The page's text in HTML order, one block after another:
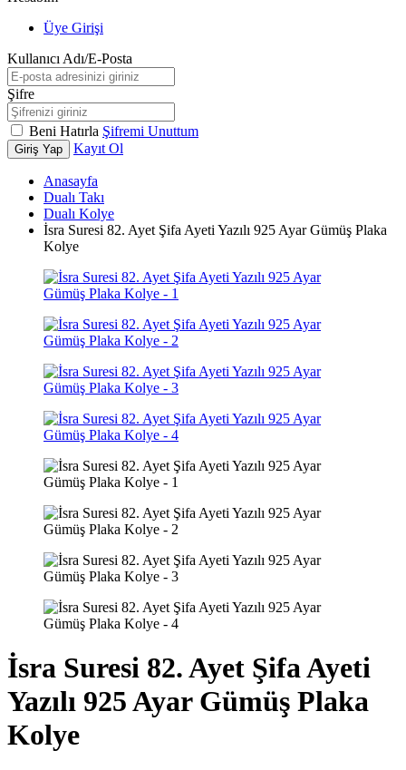
Üye Girişi
Kullanıcı Adı/E-Posta
Şifre
Beni Hatırla Şifremi Unuttum
Giriş Yap Kayıt Ol
Anasayfa
Dualı Takı
Dualı Kolye
İsra Suresi 82. Ayet Şifa Ayeti Yazılı 925 Ayar Gümüş Plaka
Kolye
İsra Suresi 82. Ayet Şifa Ayeti
Yazılı 925 Ayar Gümüş Plaka
Kolye